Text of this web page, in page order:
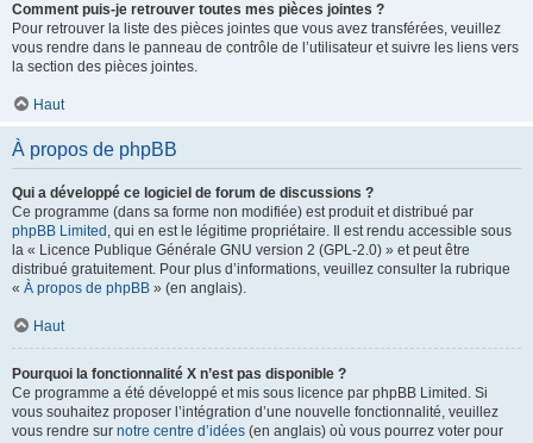
Comment puis-je retrouver toutes mes pièces jointes ?
Pour retrouver la liste des pièces jointes que vous avez transférées, veuillez
vous rendre dans le panneau de contrôle de l’utilisateur et suivre les liens vers
la section des pièces jointes.
Haut
À propos de phpBB
Qui a développé ce logiciel de forum de discussions ?
Ce programme (dans sa forme non modifiée) est produit et distribué par
phpBB Limited , qui en est le légitime propriétaire. Il est rendu accessible sous
la « Licence Publique Générale GNU version 2 (GPL-2.0) » et peut être
distribué gratuitement. Pour plus d’informations, veuillez consulter la rubrique
« À propos de phpBB » (en anglais).
Haut
Pourquoi la fonctionnalité X n’est pas disponible ?
Ce programme a été développé et mis sous licence par phpBB Limited. Si
vous souhaitez proposer l’intégration d’une nouvelle fonctionnalité, veuillez
vous rendre sur notre centre d’idées (en anglais) où vous pourrez voter pour